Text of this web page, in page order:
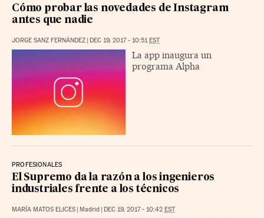
Cómo probar las novedades de Instagram
antes que nadie
JORGE SANZ FERNÁNDEZ DEC 19, 2017 - 10:51 EST
La app inaugura un
programa Alpha
PROFESIONALES
El Supremo da la razón a los ingenieros
industriales frente a los técnicos
MARÍA MATOS ELICES Madrid DEC 19, 2017 - 10:42 EST